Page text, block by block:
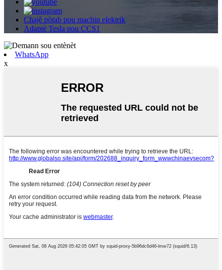
Chajè pòtab pou machin elektrik
Adaptè Tesla pou CCS1
WhatsApp
x